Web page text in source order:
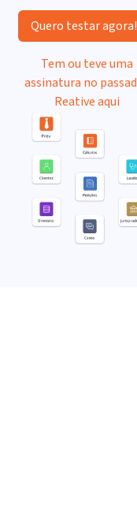
Quero testar agora!
Tem ou teve uma
assinatura no
Reative aqui